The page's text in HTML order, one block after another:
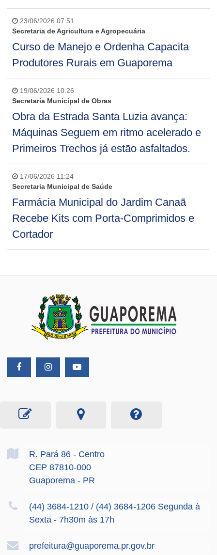
23/06/2026 07:51
Secretaria de Agricultura e Agropecuária
Curso de Manejo e Ordenha Capacita
Produtores Rurais em Guaporema
19/06/2026 10:26
Secretaria Municipal de Obras
Obra da Estrada Santa Luzia avança:
Máquinas Seguem em ritmo acelerado e
Primeiros Trechos já estão asfaltados.
17/06/2026 11:24
Secretaria Municipal de Saúde
Farmácia Municipal do Jardim Canaã
Recebe Kits com Porta-Comprimidos e
Cortador
R. Pará 86 - Centro
CEP 87810-000
Guaporema - PR
(44) 3684-1210 / (44) 3684-1206 Segunda à
Sexta - 7h30m às 17h
prefeitura@guaporema.pr.gov.br